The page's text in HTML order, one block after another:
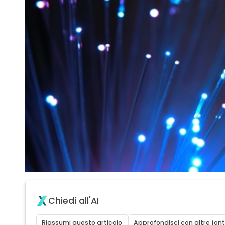
Chiedi all'AI
Riassumi questo articolo Approfondisci con altre